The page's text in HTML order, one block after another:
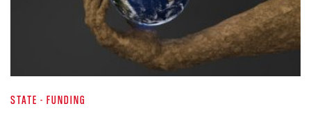
STATE - FUNDING